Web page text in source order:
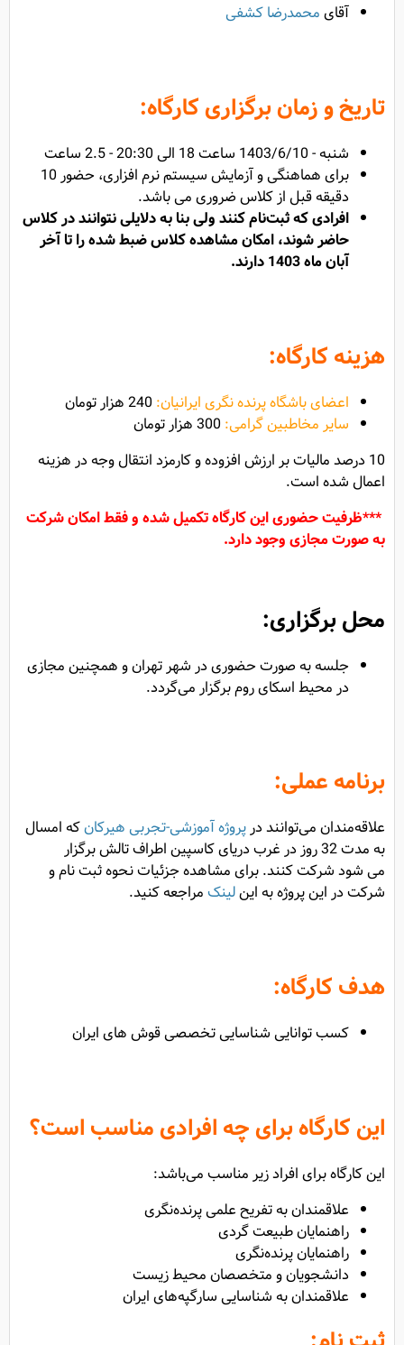
آقایمحمدرضا کشفی
تاریخ و زمان برگزاری کارگاه:
شنبه - 1403/6/10 ساعت 18 الی 20:30 - 2.5 ساعت
برای هماهنگی و آزمایش سیستم نرم افزاری، حضور 10
دقیقه قبل از کلاس ضروری می باشد.
افرادی که ثبت‌نام کنند ولی بنا به دلایلی نتوانند در کلاس
حاضر شوند، امکان مشاهده کلاس ضبط شده را تا آخر
آبان ماه 1403 دارند.
هزینه کارگاه:
اعضای باشگاه پرنده نگری ایرانیان:
سایر مخاطبین گرامی:
10 درصد مالیات بر ارزش افزوده و کارمزد انتقال وجه در هزینه
اعمال شده است.
***ظرفیت حضوری این کارگاه تکمیل شده و فقط امکان شرکت
به صورت مجازی وجود دارد.
محل برگزاری:
جلسه به صورت حضوری در شهر تهران و همچنین مجازی
در محیط اسکای روم برگزار می‌گردد.
برنامه عملی:
علاقه‌مندان می‌توانند درپروژه آموزشی-تجربی هیرکانکه امسال
به مدت 32 روز در غرب دریای کاسپین اطراف تالش برگزار
می ‌شود شرکت کنند. برای مشاهده جزئیات نحوه ثبت نام و
شرکت در این پروژه به اینلینکمراجعه کنید.
هدف کارگاه:
کسب توانایی شناسایی تخصصی قوش های ایران
این کارگاه برای چه افرادی مناسب است؟
این کارگاه برای افراد زیر مناسب می‌باشد:
علاقمندان به تفریح علمی پرنده‌نگری
راهنمایان طبیعت گردی
راهنمایان پرنده‌نگری
دانشجویان و متخصصان محیط زیست
علاقمندان به شناسایی سارگپه‌های ایران